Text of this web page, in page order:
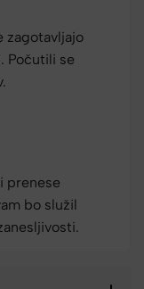
zagotavljajo
Počutili se
prenese
bo služil